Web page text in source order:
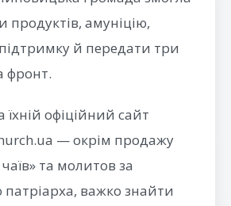
продуктів, амуніцію,
й передати три
фронт.
офіційний сайт
— окрім продажу
та молитов за
патріарха, важко знайти